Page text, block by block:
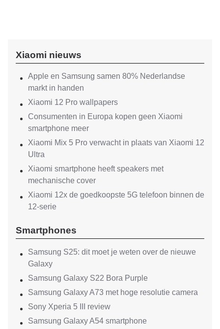
Xiaomi nieuws
Apple en Samsung samen 80% Nederlandse
markt in handen
Xiaomi 12 Pro wallpapers
Consumenten in Europa kopen geen Xiaomi
smartphone meer
Xiaomi Mix 5 Pro verwacht in plaats van Xiaomi 12
Ultra
Xiaomi smartphone heeft speakers met
mechanische cover
Xiaomi 12x de goedkoopste 5G telefoon binnen de
12-serie
Smartphones
Samsung S25: dit moet je weten over de nieuwe
Galaxy
Samsung Galaxy S22 Bora Purple
Samsung Galaxy A73 met hoge resolutie camera
Sony Xperia 5 III review
Samsung Galaxy A54 smartphone